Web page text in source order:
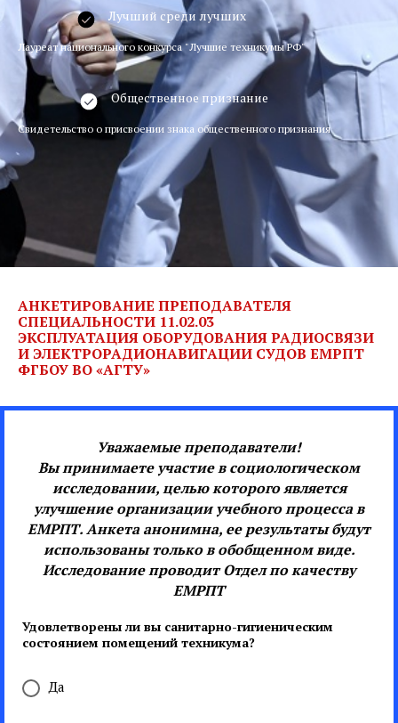
Лучший среди лучших
Лауреат национального конкурса "Лучшие техникумы РФ"
Общественное признание
Свидетельство о присвоении знака общественного признания
АНКЕТИРОВАНИЕ ПРЕПОДАВАТЕЛЯ
СПЕЦИАЛЬНОСТИ 11.02.03
ЭКСПЛУАТАЦИЯ ОБОРУДОВАНИЯ РАДИОСВЯЗИ
И ЭЛЕКТРОРАДИОНАВИГАЦИИ СУДОВ ЕМРПТ
ФГБОУ ВО «АГТУ»
Уважаемые преподаватели!
Вы принимаете участие в социологическом
исследовании, целью которого является
улучшение организации учебного процесса в
ЕМРПТ. Анкета анонимна, ее результаты будут
использованы только в обобщенном виде.
Исследование проводит Отдел по качеству
ЕМРПТ
Удовлетворены ли вы санитарно-гигиеническим
состоянием помещений техникума?
Да